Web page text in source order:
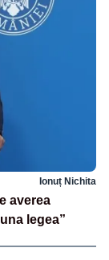
Ionuț Nichita
averea
legea”